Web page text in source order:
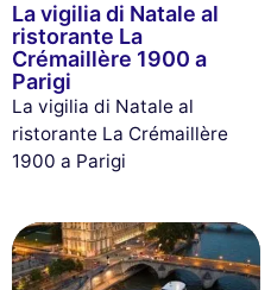
La vigilia di Natale al
ristorante La
Crémaillère 1900 a
Parigi
La vigilia di Natale al
ristorante La Crémaillère
1900 a Parigi